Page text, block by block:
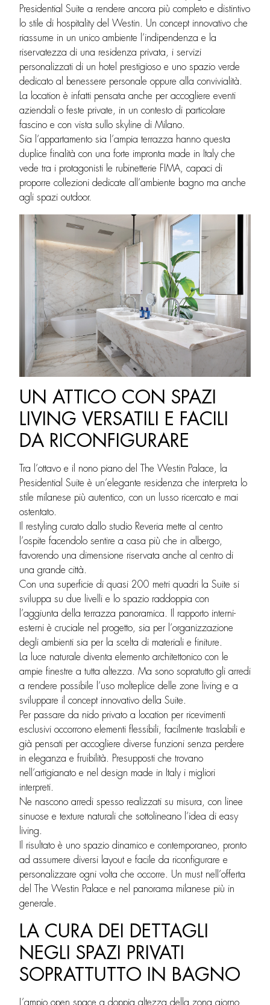
Presidential Suite a rendere ancora più completo e distintivo
lo stile di hospitality del Westin. Un concept innovativo che
riassume in un unico ambiente l’indipendenza e la
riservatezza di una residenza privata, i servizi
personalizzati di un hotel prestigioso e uno spazio verde
dedicato al benessere personale oppure alla convivialità.
La location è infatti pensata anche per accogliere eventi
aziendali o feste private, in un contesto di particolare
fascino e con vista sullo skyline di Milano.
Sia l’appartamento sia l’ampia terrazza hanno questa
duplice finalità con una forte impronta made in Italy che
vede tra i protagonisti le rubinetterie FIMA, capaci di
proporre collezioni dedicate all’ambiente bagno ma anche
agli spazi outdoor.
UN ATTICO CON SPAZI
LIVING VERSATILI E FACILI
DA RICONFIGURARE
Tra l’ottavo e il nono piano del The Westin Palace, la
Presidential Suite è un’elegante residenza che interpreta lo
stile milanese più autentico, con un lusso ricercato e mai
ostentato.
Il restyling curato dallo studio Reveria mette al centro
l’ospite facendolo sentire a casa più che in albergo,
favorendo una dimensione riservata anche al centro di
una grande città.
Con una superficie di quasi 200 metri quadri la Suite si
sviluppa su due livelli e lo spazio raddoppia con
l’aggiunta della terrazza panoramica. Il rapporto interni-
esterni è cruciale nel progetto, sia per l’organizzazione
degli ambienti sia per la scelta di materiali e finiture.
La luce naturale diventa elemento architettonico con le
ampie finestre a tutta altezza. Ma sono sopratutto gli arredi
a rendere possibile l’uso molteplice delle zone living e a
sviluppare il concept innovativo della Suite.
Per passare da nido privato a location per ricevimenti
esclusivi occorrono elementi flessibili, facilmente traslabili e
già pensati per accogliere diverse funzioni senza perdere
in eleganza e fruibilità. Presupposti che trovano
nell’artigianato e nel design made in Italy i migliori
interpreti.
Ne nascono arredi spesso realizzati su misura, con linee
sinuose e texture naturali che sottolineano l’idea di easy
living.
Il risultato è uno spazio dinamico e contemporaneo, pronto
ad assumere diversi layout e facile da riconfigurare e
personalizzare ogni volta che occorre. Un must nell’offerta
del The Westin Palace e nel panorama milanese più in
generale.
LA CURA DEI DETTAGLI
NEGLI SPAZI PRIVATI
SOPRATTUTTO IN BAGNO
L’ampio open space a doppia altezza della zona giorno